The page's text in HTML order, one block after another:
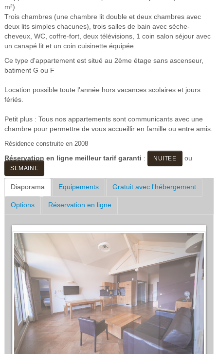
m²)
Trois chambres (une chambre lit double et deux chambres avec
deux lits simples chacunes), trois salles de bain avec sèche-
cheveux, WC, coffre-fort, deux télévisions, 1 coin salon séjour avec
un canapé lit et un coin cuisinette équipée.
Ce type d'appartement est situé au 2ème étage sans ascenseur,
batiment G ou F
Location possible toute l'année hors vacances scolaires et jours
fériés.
Petit plus : Tous nos appartements sont communicants avec une
chambre pour permettre de vous accueillir en famille ou entre amis.
Résidence construite en 2008
Réservation en ligne meilleur tarif garanti : NUITEE ou
SEMAINE
Diaporama Equipements Gratuit avec l'hébergement
Options Réservation en ligne